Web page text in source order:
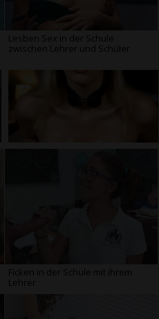
Lesben Sex in der Schule
zwischen Lehrer und Schüler
Ficken in der Schule mit ihrem
Lehrer